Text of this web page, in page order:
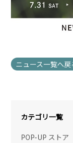
ニュース一覧へ戻
カテゴリ一覧
POP-UP ストア